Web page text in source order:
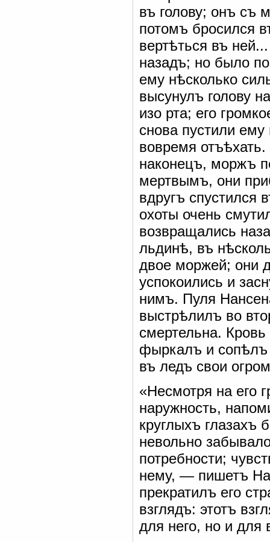
въ голову; онъ съ
потомъ бросился
вертѣться въ
назадъ; но было
ему нѣсколько
высунулъ голову
изо рта; его
снова пустили
вовремя
наконецъ, моржъ
мертвымъ, они
вдругъ спустился
охоты очень
возвращались
льдинѣ, въ
двое моржей; они
успокоились и
нимъ. Пуля
выстрѣлилъ во
смертельна. Кровь
фыркалъ и сопѣлъ
въ ледъ свои
«Несмотря на его
наружность,
круглыхъ глазахъ
невольно
потребности;
нему, — пишетъ
прекратилъ его
взглядъ: этотъ
для него, но и